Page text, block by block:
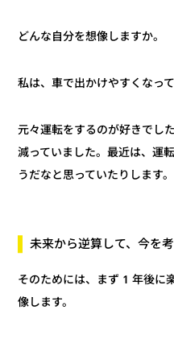
どんな自分を想像しますか。
私は、車で出かけやすくなっ
元々運転をするのが好きでし
減っていました。最近は、運
うだなと思っていたりします。
未来から逆算して、今を
そのためには、まず 1 年後に
像します。